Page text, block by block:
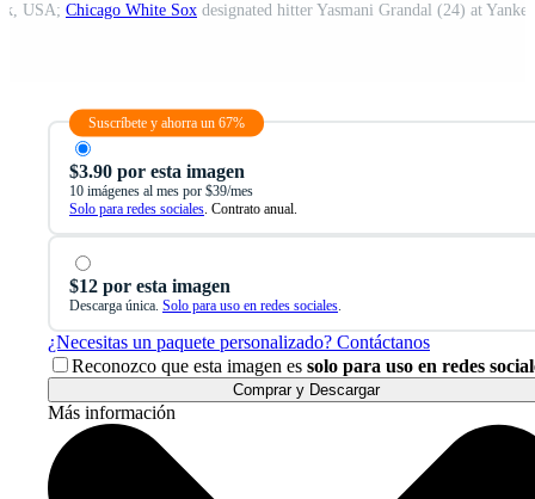
USA; Chicago White Sox designated hitter Yasmani Grandal (24) at Yankee
Suscríbete y ahorra un 67%
$3.90 por esta imagen
10 imágenes al mes por $39/mes
Solo para redes sociales. Contrato anual.
$12 por esta imagen
Descarga única. Solo para uso en redes sociales.
¿Necesitas un paquete personalizado? Contáctanos
Reconozco que esta imagen es solo para uso en redes
Comprar y Descargar
Más información